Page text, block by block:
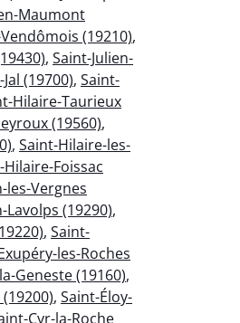
Maumont
(19210),
, Saint-Julien-
(19700), Saint-
Hilaire-Taurieux
(19560),
, Saint-Hilaire-les-
Hilaire-Foissac
les-Vergnes
(19290),
, Saint-
les-Roches
Geneste (19160),
, Saint-Éloy-
Cyr-la-Roche